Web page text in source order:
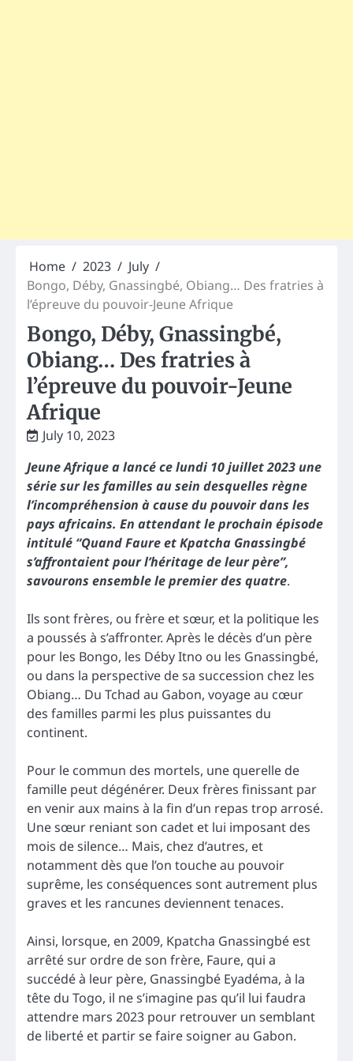
Home 2023
July
Bongo, Déby, Gnassingbé, Obiang… Des fratries à
l’épreuve du pouvoir-Jeune Afrique
Bongo, Déby, Gnassingbé,
Obiang… Des fratries à
l’épreuve du pouvoir-Jeune
Afrique
July 10, 2023
Jeune Afrique a lancé ce lundi 10 juillet 2023 une
série sur les familles au sein desquelles règne
l’incompréhension à cause du pouvoir dans les
pays africains. En attendant le prochain épisode
intitulé “Quand Faure et Kpatcha Gnassingbé
s’affrontaient pour l’héritage de leur père”,
savourons ensemble le premier des quatre.
Ils sont frères, ou frère et sœur, et la politique les
a poussés à s’affronter. Après le décès d’un père
pour les Bongo, les Déby Itno ou les Gnassingbé,
ou dans la perspective de sa succession chez les
Obiang… Du Tchad au Gabon, voyage au cœur
des familles parmi les plus puissantes du
continent.
Pour le commun des mortels, une querelle de
famille peut dégénérer. Deux frères finissant par
en venir aux mains à la fin d’un repas trop arrosé.
Une sœur reniant son cadet et lui imposant des
mois de silence… Mais, chez d’autres, et
notamment dès que l’on touche au pouvoir
suprême, les conséquences sont autrement plus
graves et les rancunes deviennent tenaces.
Ainsi, lorsque, en 2009, Kpatcha Gnassingbé est
arrêté sur ordre de son frère, Faure, qui a
succédé à leur père, Gnassingbé Eyadéma, à la
tête du Togo, il ne s’imagine pas qu’il lui faudra
attendre mars 2023 pour retrouver un semblant
de liberté et partir se faire soigner au Gabon.